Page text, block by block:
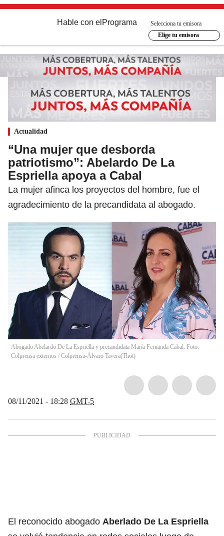
Hable con el Programa
Selecciona tu emisora
Elige tu emisora
Actualidad
“Una mujer que desborda
patriotismo”: Abelardo De La
Espriella apoya a Cabal
La mujer afinca los proyectos del hombre, fue el
agradecimiento de la precandidata al abogado.
Abogado Abelardo De La Espriella y precandidata María Fernanda Cabal. Foto:
Colprensa externos / Colprensa-Álvaro Tavera(Thot)
08/11/2021 - 18:28 GMT-5
El reconocido abogado Aberlado De La Espriella